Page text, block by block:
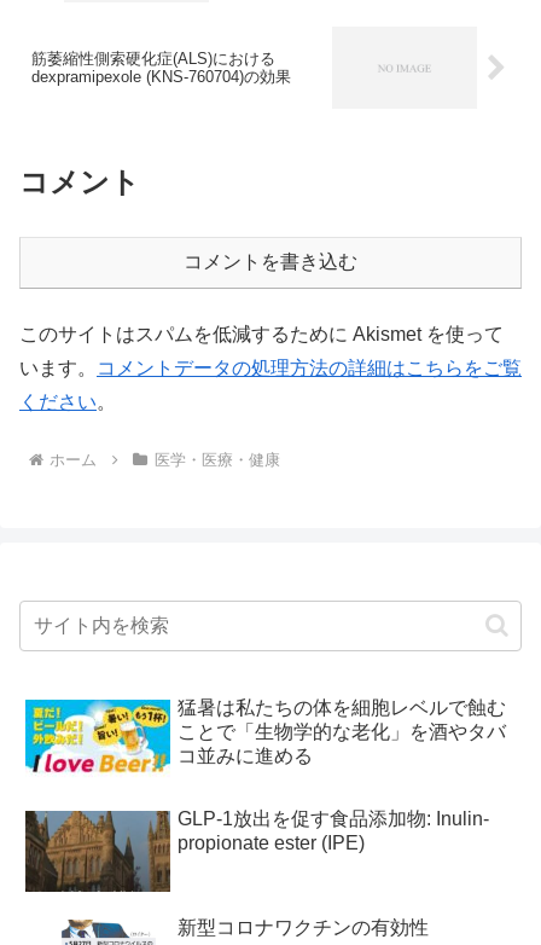
筋萎縮性側索硬化症(ALS)における
dexpramipexole (KNS-760704)の効果
コメント
コメントを書き込む
このサイトはスパムを低減するために Akismet を使って
います。
コメントデータの処理方法の詳細はこちらをご覧
ください。
ホーム 医学・医療・健康
猛暑は私たちの体を細胞レベルで蝕む
ことで「生物学的な老化」を酒やタバ
コ並みに進める
GLP-1放出を促す食品添加物: Inulin-
propionate ester (IPE)
新型コロナワクチンの有効性